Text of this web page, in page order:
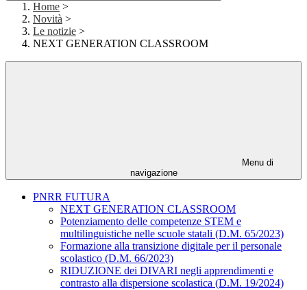
Home >
Novità >
Le notizie >
NEXT GENERATION CLASSROOM
Menu di
navigazione
PNRR FUTURA
NEXT GENERATION CLASSROOM
Potenziamento delle competenze STEM e
multilinguistiche nelle scuole statali (D.M. 65/2023)
Formazione alla transizione digitale per il personale
scolastico (D.M. 66/2023)
RIDUZIONE dei DIVARI negli apprendimenti e
contrasto alla dispersione scolastica (D.M. 19/2024)